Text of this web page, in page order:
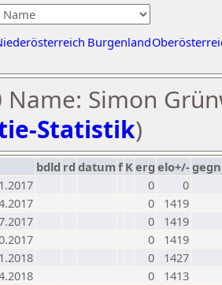
Burgenland
Name: Simon
Statistik)
bdld rd datumf Kerg elo+/-
0
0
0
1419
0
1419
0
1419
0
1427
0
1413